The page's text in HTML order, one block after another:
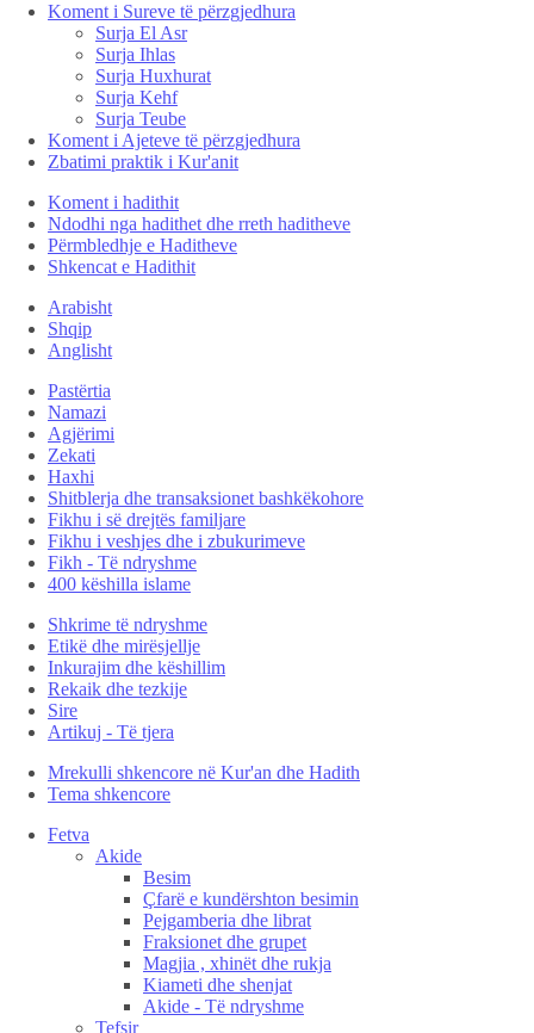
Koment i Sureve të përzgjedhura
Surja El Asr
Surja Ihlas
Surja Huxhurat
Surja Kehf
Surja Teube
Koment i Ajeteve të përzgjedhura
Zbatimi praktik i Kur'anit
Koment i hadithit
Ndodhi nga hadithet dhe rreth haditheve
Përmbledhje e Haditheve
Shkencat e Hadithit
Arabisht
Shqip
Anglisht
Pastërtia
Namazi
Agjërimi
Zekati
Haxhi
Shitblerja dhe transaksionet bashkëkohore
Fikhu i së drejtës familjare
Fikhu i veshjes dhe i zbukurimeve
Fikh - Të ndryshme
400 këshilla islame
Shkrime të ndryshme
Etikë dhe mirësjellje
Inkurajim dhe këshillim
Rekaik dhe tezkije
Sire
Artikuj - Të tjera
Mrekulli shkencore në Kur'an dhe Hadith
Tema shkencore
Fetva
Akide
Besim
Çfarë e kundërshton besimin
Pejgamberia dhe librat
Fraksionet dhe grupet
Magjia , xhinët dhe rukja
Kiameti dhe shenjat
Akide - Të ndryshme
Tefsir